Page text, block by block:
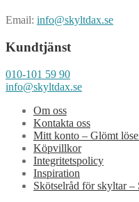
Email: info@skyltdax.se
Kundtjänst
010-101 59 90
info@skyltdax.se
Om oss
Kontakta oss
Mitt konto – Glömt
Köpvillkor
Integritetspolicy
Inspiration
Skötselråd för skyltar –